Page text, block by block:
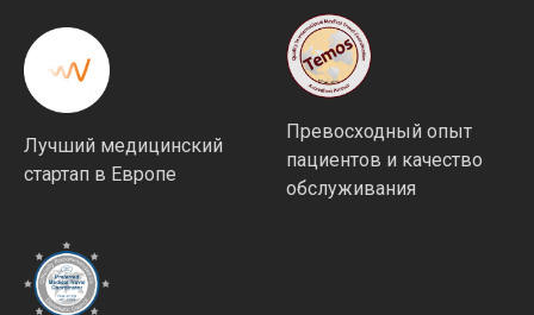
Лучший медицинский
стартап в Европе
Превосходный опыт
пациентов и качество
обслуживания